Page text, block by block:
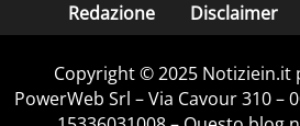
Redazione Disclaimer
Copyright © 2025 Notiziein.it
PowerWeb Srl – Via Cavour 310 –